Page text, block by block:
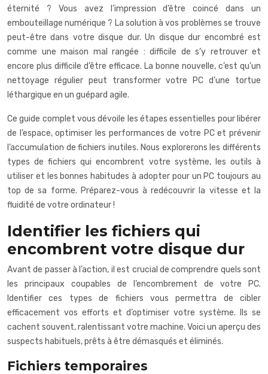
éternité ? Vous avez l’impression d’être coincé dans un
embouteillage numérique ? La solution à vos problèmes se trouve
peut-être dans votre disque dur. Un disque dur encombré est
comme une maison mal rangée : difficile de s’y retrouver et
encore plus difficile d’être efficace. La bonne nouvelle, c’est qu’un
nettoyage régulier peut transformer votre PC d’une tortue
léthargique en un guépard agile.
Ce guide complet vous dévoile les étapes essentielles pour libérer
de l’espace, optimiser les performances de votre PC et prévenir
l’accumulation de fichiers inutiles. Nous explorerons les différents
types de fichiers qui encombrent votre système, les outils à
utiliser et les bonnes habitudes à adopter pour un PC toujours au
top de sa forme. Préparez-vous à redécouvrir la vitesse et la
fluidité de votre ordinateur !
Identifier les fichiers qui
encombrent votre disque dur
Avant de passer à l’action, il est crucial de comprendre quels sont
les principaux coupables de l’encombrement de votre PC.
Identifier ces types de fichiers vous permettra de cibler
efficacement vos efforts et d’optimiser votre système. Ils se
cachent souvent, ralentissant votre machine. Voici un aperçu des
suspects habituels, prêts à être démasqués et éliminés.
Fichiers temporaires